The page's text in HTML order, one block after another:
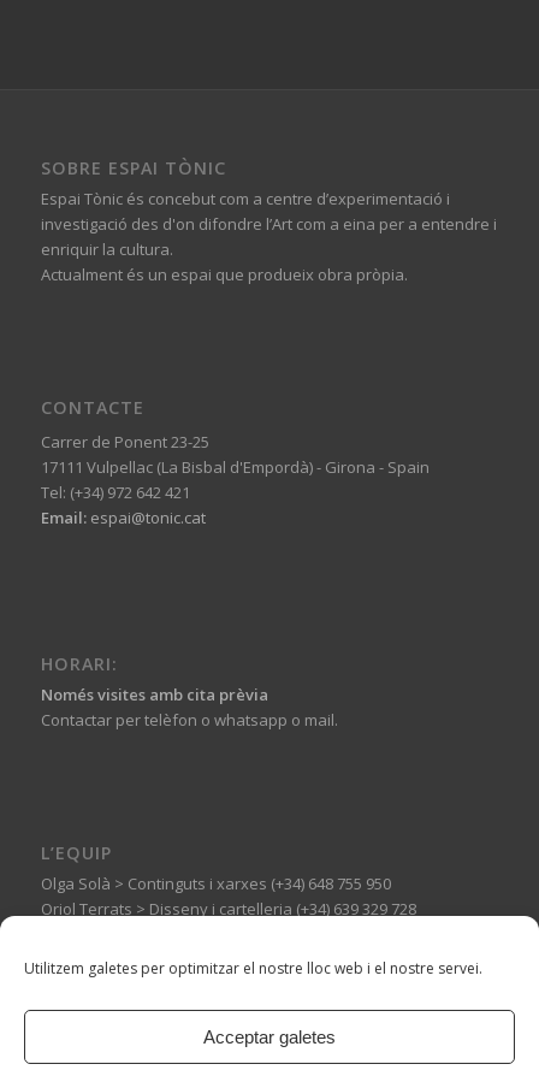
Utilitzem galetes per optimitzar el nostre lloc web i el nostre servei.
Acceptar galetes
SOBRE ESPAI TÒNIC
Espai Tònic és concebut com a centre d’experimentació i
investigació des d'on difondre l’Art com a eina per a entendre i
enriquir la cultura.
Actualment és un espai que produeix obra pròpia.
CONTACTE
Carrer de Ponent 23-25
17111 Vulpellac (La Bisbal d'Empordà) - Girona - Spain
Tel: (+34) 972 642 421
Email:espai@tonic.cat
HORARI:
Només visites amb cita prèvia
Contactar per telèfon o whatsapp o mail.
L’EQUIP
Olga Solà > Continguts i xarxes (+34) 648 755 950
Oriol Terrats > Disseny i cartelleria (+34) 639 329 728